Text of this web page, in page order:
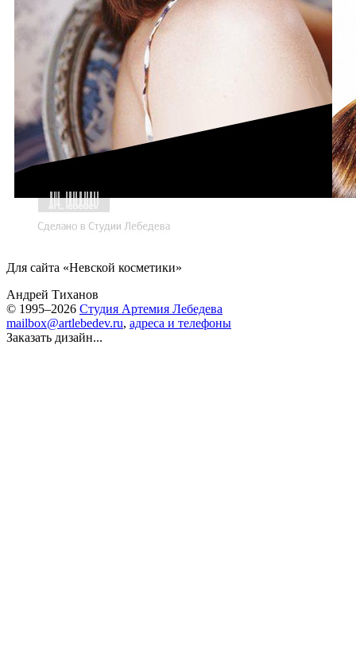
Для сайта «Невской косметики»
Андрей Тиханов
© 1995–2026 Студия Артемия Лебедева
mailbox@artlebedev.ru, адреса и телефоны
Заказать дизайн...